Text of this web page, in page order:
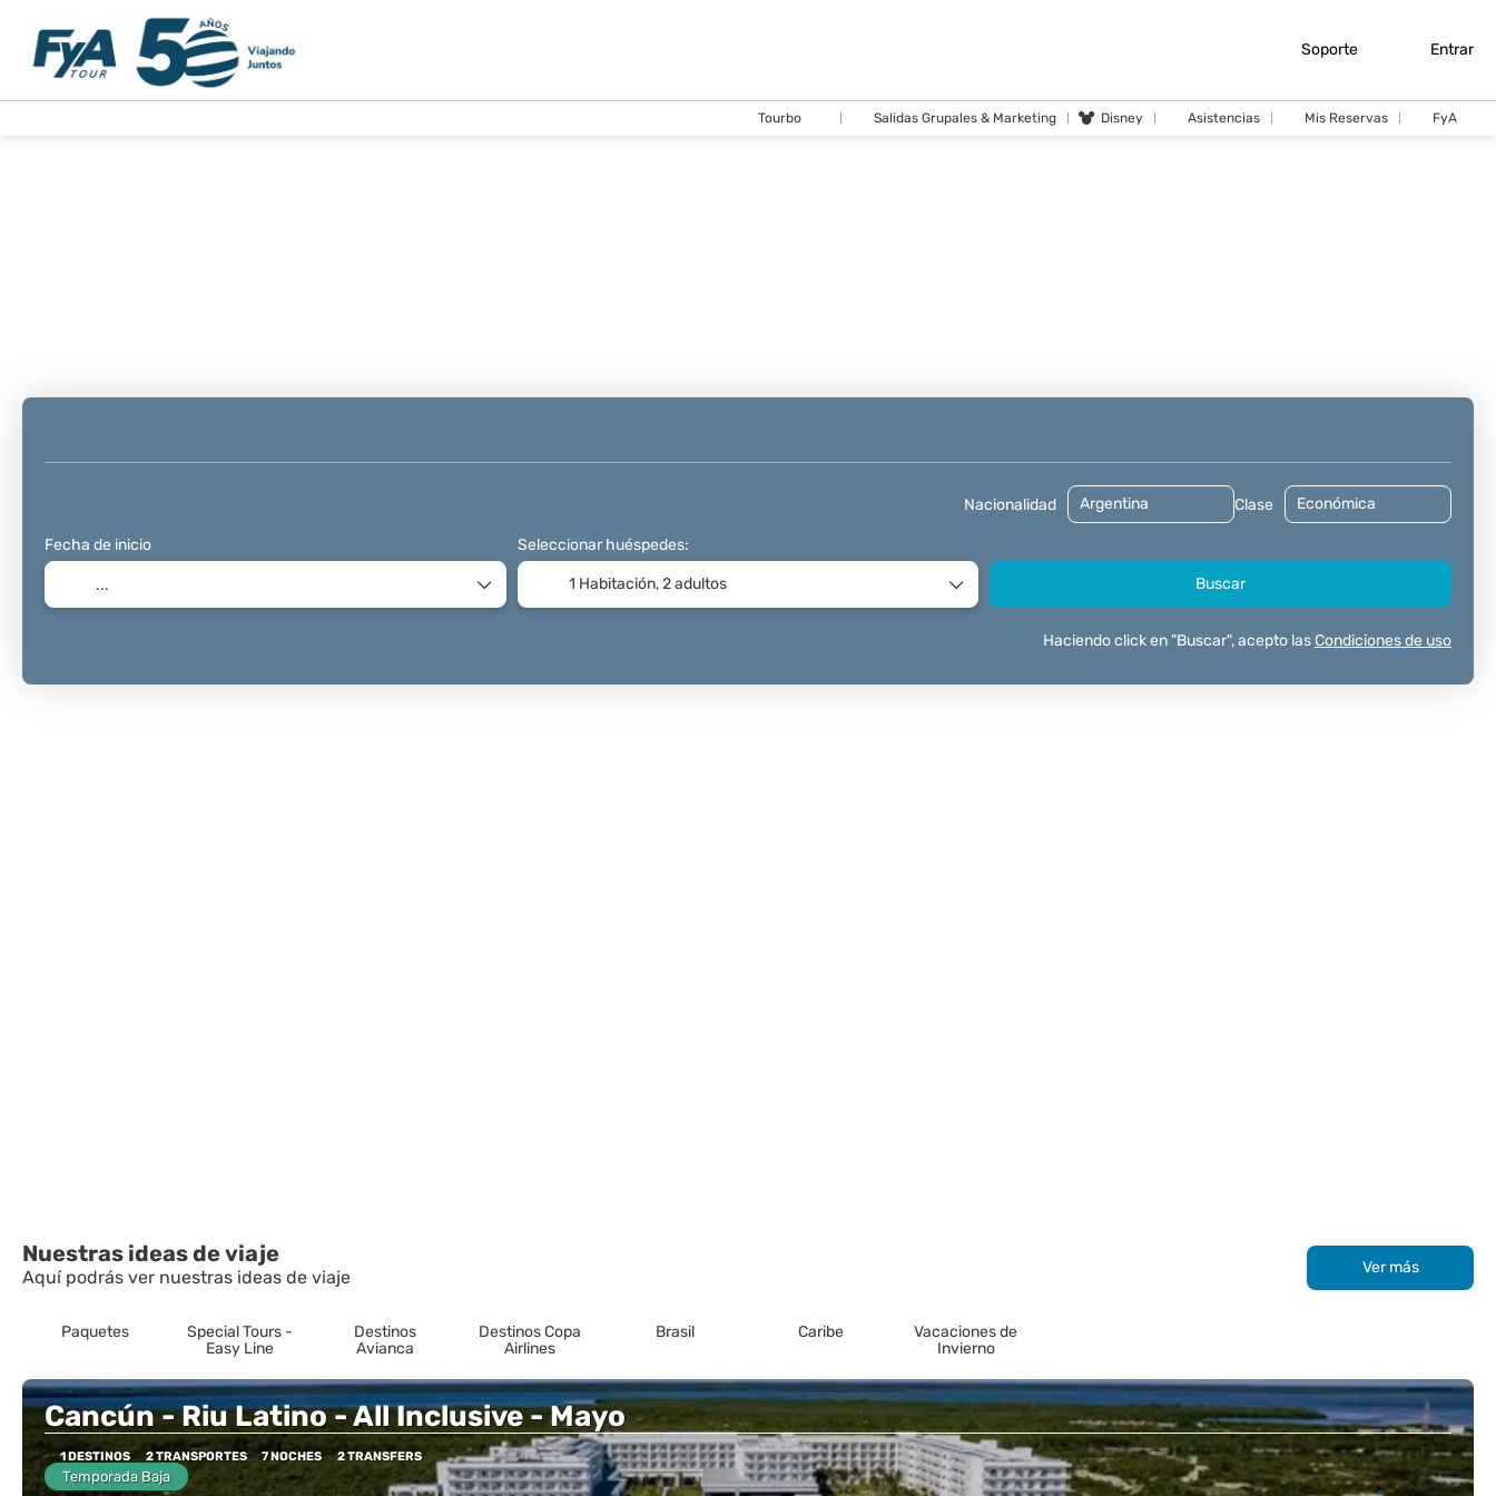
Soporte Entrar
Tourbo Salidas Grupales & Marketing Disney Asistencias Mis Reservas FyA
Nacionalidad Clase
Fecha de inicio Seleccionar huéspedes:
1 Habitación,2 adultos Buscar
Haciendo click en "Buscar", acepto lasCondiciones de uso
Nuestras ideas de viaje
Aquí podrás ver nuestras ideas de viaje Ver más
Paquetes
Special Tours -
Easy Line
Destinos
Avianca
Destinos Copa
Airlines
Brasil Caribe
Vacaciones de
Invierno
Cancún - Riu Latino - All Inclusive - Mayo
1 DESTINOS 2 TRANSPORTES 7 NOCHES 2 TRANSFERS
Temporada Baja